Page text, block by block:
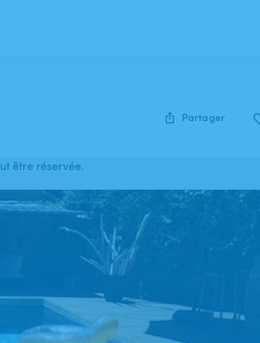
Partager
être réservée.